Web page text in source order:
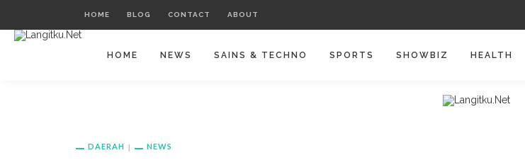
HOME BLOG CONTACT ABOUT
HOME NEWS SAINS & TECHNO SPORTS SHOWBIZ HEALTH
DAERAH NEWS